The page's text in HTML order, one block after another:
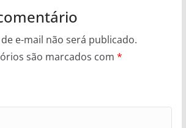
e-mail não será publicado.
são marcados com *